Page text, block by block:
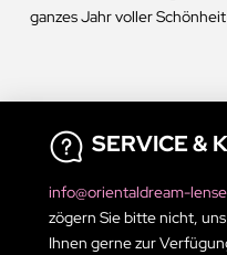
ganzes Jahr voller
SERVICE &
info@orientaldream-
zögern Sie bitte nicht,
Ihnen gerne zur